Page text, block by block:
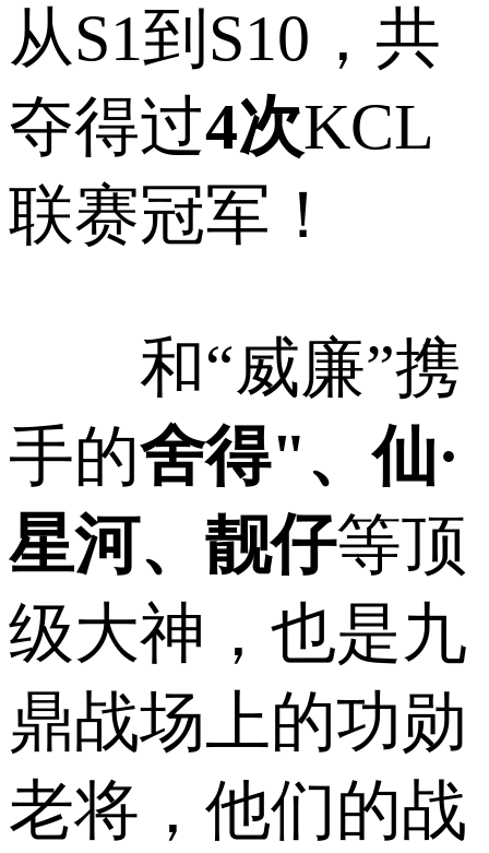
从S1到S10，共
夺得过4次KCL
联赛冠军！
和“威廉”携
手的舍得"、仙·
星河、靓仔等顶
级大神，也是九
鼎战场上的功勋
老将，他们的战